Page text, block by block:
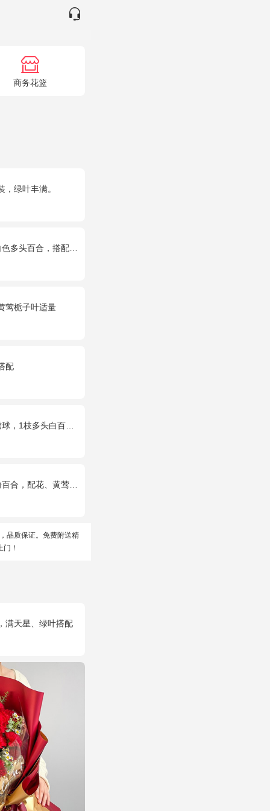
商务花篮
绿叶丰满。
，搭配适量叶上黄金。
莺栀子叶适量
配
，桔梗、满天星、绿叶搭配
，配花、黄莺搭配
品质保证。免费附送精
！
满天星、绿叶搭配